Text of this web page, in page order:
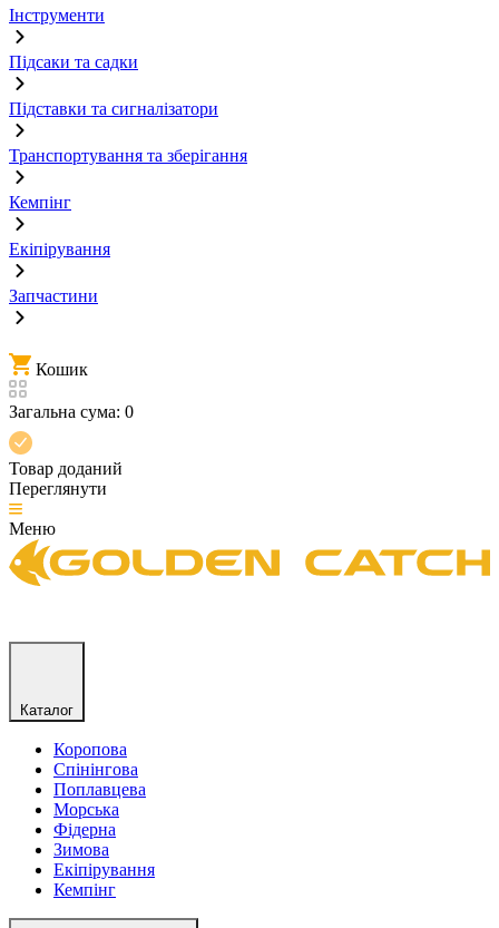
Інструменти
Підсаки та садки
Підставки та сигналізатори
Транспортування та зберігання
Кемпінг
Екіпірування
Запчастини
Кошик
Загальна сума: 0
Товар доданий
Переглянути
Меню
Каталог
Коропова
Спінінгова
Поплавцева
Морська
Фідерна
Зимова
Екіпірування
Кемпінг